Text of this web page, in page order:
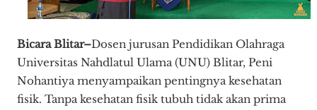
Bicara Blitar–Dosen jurusan Pendidikan Olahraga
Universitas Nahdlatul Ulama (UNU) Blitar, Peni
Nohantiya menyampaikan pentingnya kesehatan
fisik. Tanpa kesehatan fisik tubuh tidak akan prima